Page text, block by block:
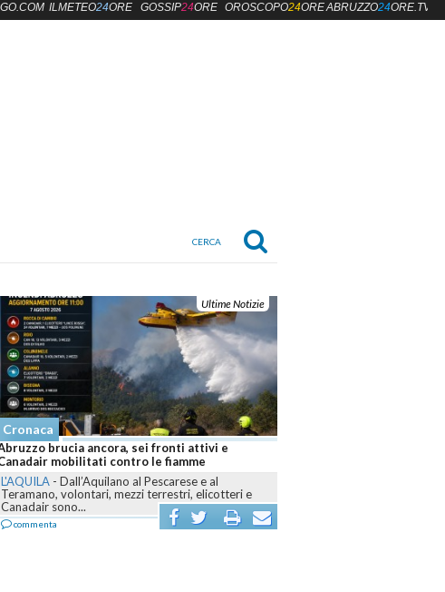
Ultime Notizie
Cronaca
brucia ancora, sei fronti attivi e
mobilitati contro le fiamme
L'AQUILA - Dall’Aquilano al Pescarese e al
Teramano, volontari, mezzi terrestri, elicotteri e
Canadair sono...
commenta
ILMETEO24ORE GOSSIP24ORE OROSCOPO24OREABRUZZO24ORE.TV